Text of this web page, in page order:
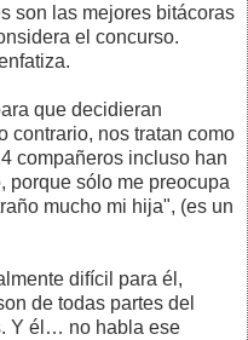
son las mejores bitácoras
el concurso.
que decidieran
contrario, nos tratan como
compañeros incluso han
porque sólo me preocupa
mucho mi hija", (es un
difícil para él,
de todas partes del
Y él… no habla ese